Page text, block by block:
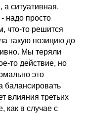
а ситуативная.
надо просто
что-то решится
такую позицию до
Мы теряли
то действие, но
это
балансировать
влияния третьих
как в случае с